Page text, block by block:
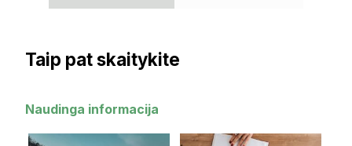
Taip pat skaitykite
Naudinga informacija